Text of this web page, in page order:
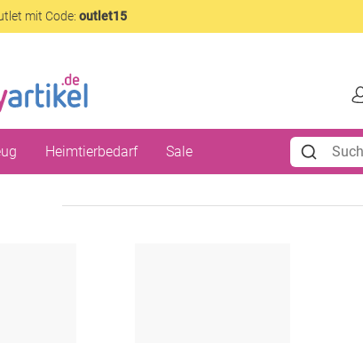
mit Code: outlet15
Heimtierbedarf Sale